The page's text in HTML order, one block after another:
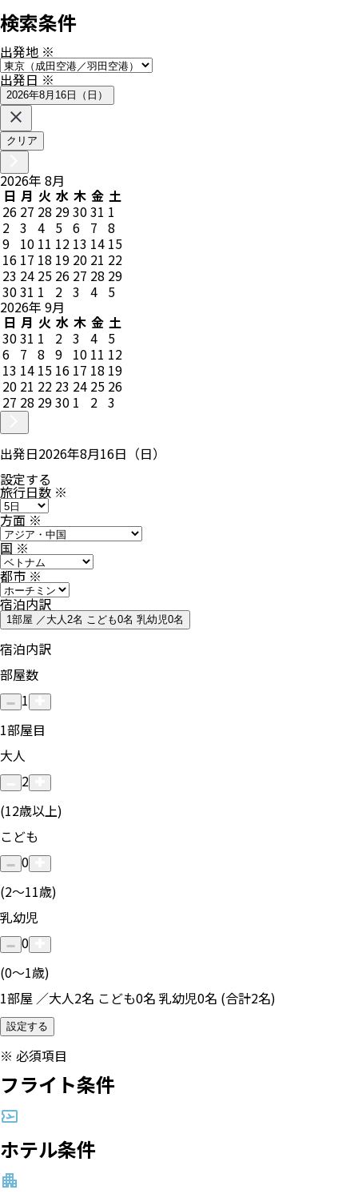
検索条件
出発地 ※
出発日※
2026年8月16日（日）
クリア
2026年 8月
日 月 火 水 木 金 土
26 27 28 293031 1
2 3 4 5 6 7 8
9 10 11 12 13 14 15
16 17 18 19 20 21 22
23 24 25 26 27 28 29
3031 1 2 3 4 5
2026年 9月
日 月 火 水 木 金 土
3031 1 2 3 4 5
6 7 8 9 10 11 12
13 14 15 16 17 18 19
20 21 22 23 24 25 26
27 28 2930 1 2 3
出発日2026年8月16日（日）
設定する
旅行日数 ※
方面※
国※
都市※
宿泊内訳
1部屋 ／大人2名 こども0名 乳幼児0名
宿泊内訳
部屋数
1
1部屋目
大人
2
(12歳以上)
こども
0
(2〜11歳)
乳幼児
0
(0〜1歳)
1部屋 ／大人2名 こども0名 乳幼児0名 (合計2名)
設定する
※ 必須項目
フライト条件
ホテル条件